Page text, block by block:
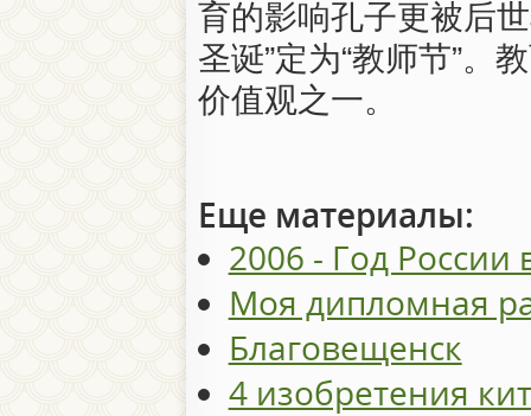
育的影响孔子更被后
圣诞”定为“教师节”。
价值观之一。
Еще материалы:
2006 - Год России
Моя дипломная
Благовещенск
4 изобретения